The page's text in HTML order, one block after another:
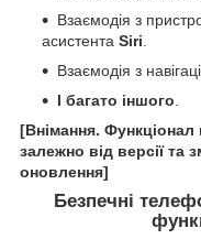
Взаємодія з
асистента Siri
Взаємодія з
І багато іншого
[Внімання. Функціонал
залежно від версії та
оновлення]
Безпечні